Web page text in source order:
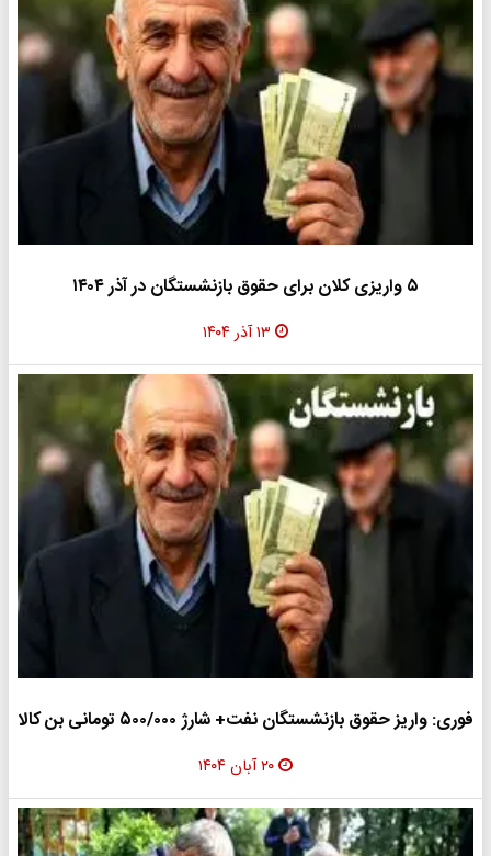
۵ واریزی کلان برای حقوق بازنشستگان در آذر ۱۴۰۴
۱۳ آذر ۱۴۰۴
فوری: واریز حقوق بازنشستگان نفت+ شارژ ۵۰۰/۰۰۰ تومانی بن کالا
۲۰ آبان ۱۴۰۴